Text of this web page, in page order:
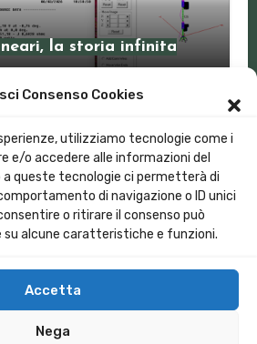
Consenso Cookies
utilizziamo tecnologie come i
e/o accedere alle informazioni del
a queste tecnologie ci permetterà di
di navigazione o ID unici
o ritirare il consenso può
alcune caratteristiche e funzioni.
Accetta
Nega
la storia infinita
Italia
Commons CC BY-NC
licenses/by-
Blogus